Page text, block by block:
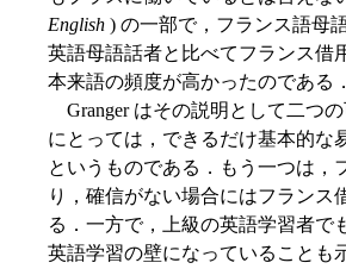
English ) の一部で，フランス語母
英語母語話者と比べてフランス借
本来語の頻度が高かったのである．
Granger はその説明として二つ
にとっては，できるだけ基本的な
というものである．もう一つは，
り，確信がない場合にはフラン
る．一方で，上級の英語学習者で
英語学習の壁になっていることも